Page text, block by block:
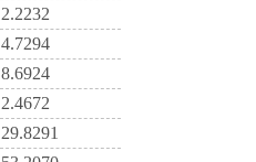
2.2232
4.7294
8.6924
2.4672
29.8291